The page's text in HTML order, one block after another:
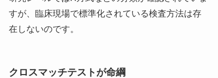
すが、臨床現場で標準化されている検査方法は存
在しないのです。
クロスマッチテストが命綱